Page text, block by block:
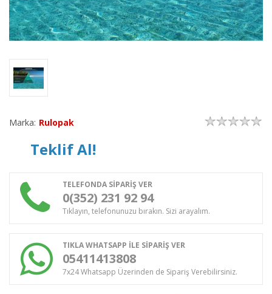
Marka: Rulopak
Teklif Al!
TELEFONDA SİPARİŞ VER
0(352) 231 92 94
Tıklayın, telefonunuzu bırakın. Sizi arayalım.
TIKLA WHATSAPP İLE SİPARİŞ VER
05411413808
7x24 Whatsapp Üzerinden de Sipariş Verebilirsiniz.